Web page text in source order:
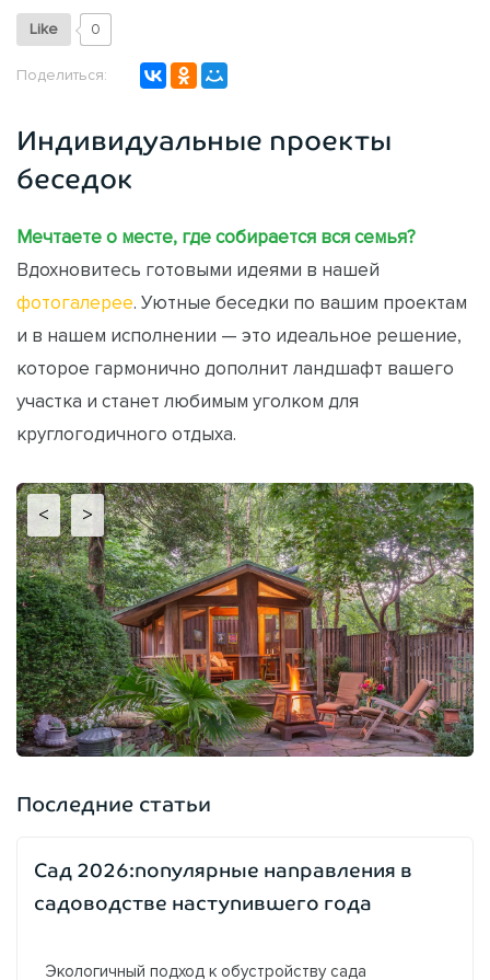
Like 0
Поделиться:
Индивидуальные проекты
беседок
Мечтаете о месте, где собирается вся семья?
Вдохновитесь готовыми идеями в нашей
фотогалерее . Уютные беседки по вашим проектам
и в нашем исполнении — это идеальное решение,
которое гармонично дополнит ландшафт вашего
участка и станет любимым уголком для
круглогодичного отдыха.
< >
Последние статьи
Сад 2026:популярные направления в
садоводстве наступившего года
Экологичный подход к обустройству сада